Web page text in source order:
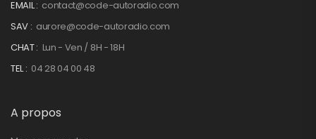
EMAIL : contact@code-autoradio.com
SAV : aurore@code-autoradio.com
CHAT : Lun - Ven / 8H - 18H
TEL : 04 28 04 00 48
A propos